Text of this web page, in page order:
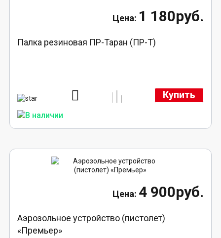
1 180руб.
Палка резиновая ПР-Таран (ПР-Т)
Купить
4 900руб.
Аэрозольное устройство (пистолет)
«Премьер»